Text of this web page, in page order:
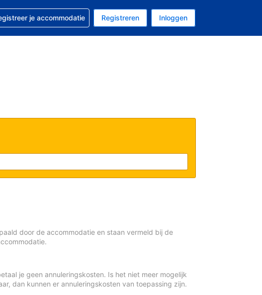
valuta is EURtaal is Nederlands
hulp bij je reservering
je accommodatie Registreren Inloggen
door de accommodatie en staan vermeld bij de
je geen annuleringskosten. Is het niet meer mogelijk
dan kunnen er annuleringskosten van toepassing zijn.